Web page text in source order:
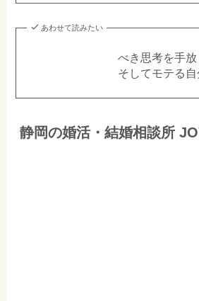
あわせて読みたい
べき思考を手放
そしてモテる自
静岡の婚活・結婚相談所